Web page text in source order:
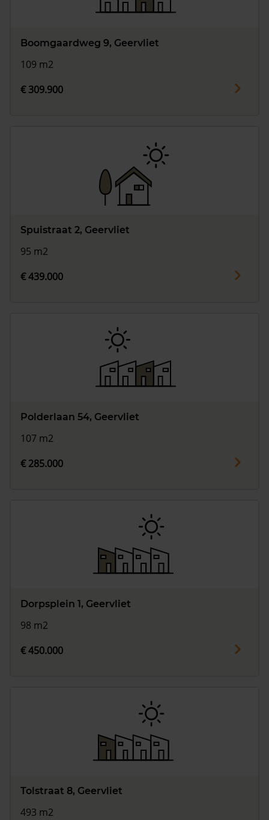
Boomgaardweg 9, Geervliet
109 m2
€ 309.900
Spuistraat 2, Geervliet
95 m2
€ 439.000
Polderlaan 54, Geervliet
107 m2
€ 285.000
Dorpsplein 1, Geervliet
98 m2
€ 450.000
Tolstraat 8, Geervliet
493 m2